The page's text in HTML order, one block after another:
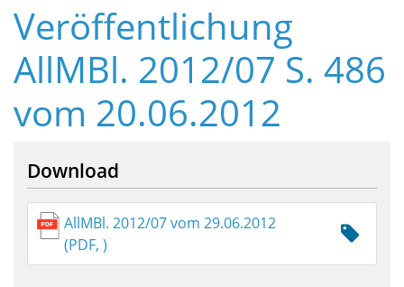
Veröffentlichung
AllMBl. 2012/07 S. 486
vom 20.06.2012
Download
AllMBl. 2012/07 vom 29.06.2012
(PDF, )